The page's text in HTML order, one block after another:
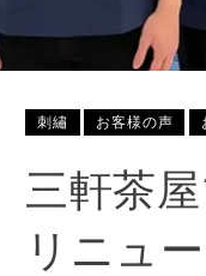
刺繡 お客様の声
三軒茶
リニュ